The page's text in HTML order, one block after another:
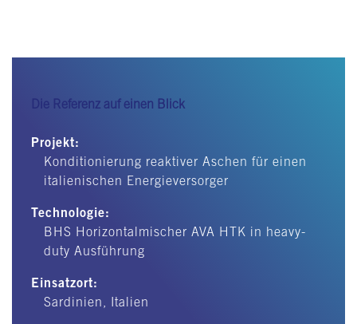
Die Referenz auf einen Blick
Projekt:
Konditionierung reaktiver Aschen für einen
italienischen Energieversorger
Technologie:
BHS Horizontalmischer AVA HTK in heavy-
duty Ausführung
Einsatzort:
Sardinien, Italien